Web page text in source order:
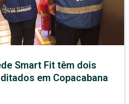
Smart Fit têm dois
em Copacabana